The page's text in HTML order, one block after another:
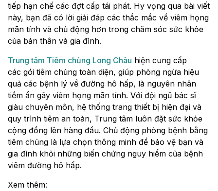
tiếp hạn chế các đợt cấp tái phát. Hy vọng qua bài viết
này, bạn đã có lời giải đáp các thắc mắc về viêm họng
mãn tính và chủ động hơn trong chăm sóc sức khỏe
của bản thân và gia đình.
Trung tâm Tiêm chủng Long Châu hiện cung cấp
các gói tiêm chủng toàn diện, giúp phòng ngừa hiệu
quả các bệnh lý về đường hô hấp, là nguyên nhân
tiềm ẩn gây viêm họng mãn tính. Với đội ngũ bác sĩ
giàu chuyên môn, hệ thống trang thiết bị hiện đại và
quy trình tiêm an toàn, Trung tâm luôn đặt sức khỏe
cộng đồng lên hàng đầu. Chủ động phòng bệnh bằng
tiêm chủng là lựa chọn thông minh để bảo vệ bạn và
gia đình khỏi những biến chứng nguy hiểm của bệnh
viêm đường hô hấp.
Xem thêm: